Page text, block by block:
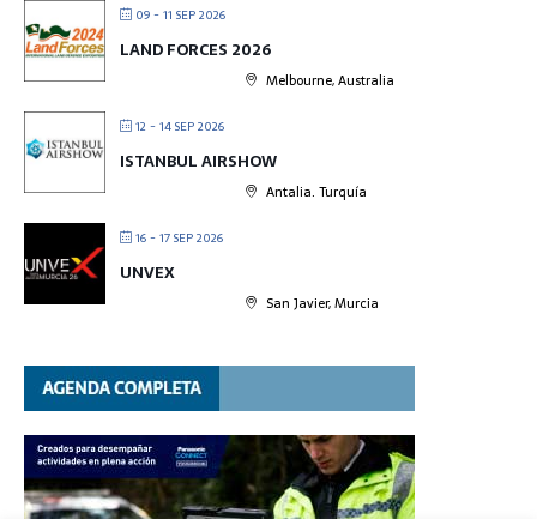
09 - 11 SEP 2026
LAND FORCES 2026
Melbourne, Australia
12 - 14 SEP 2026
ISTANBUL AIRSHOW
Antalia. Turquía
16 - 17 SEP 2026
UNVEX
San Javier, Murcia